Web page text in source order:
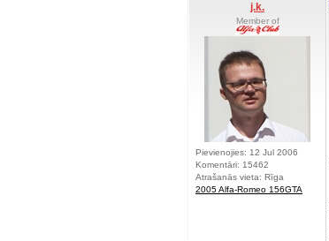
j.k.
Member of
Pievienojies: 12 Jul 2006
Komentāri: 15462
Atrašanās vieta: Rīga
2005 Alfa-Romeo 156GTA